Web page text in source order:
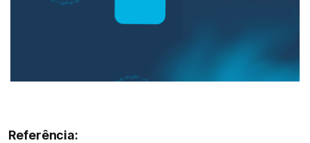
Referência: